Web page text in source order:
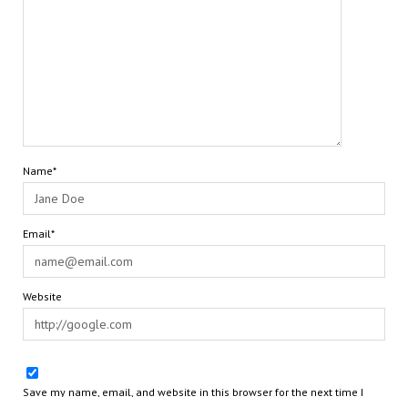
Name*
Email*
Website
Save my name, email, and website in this browser for the next time I